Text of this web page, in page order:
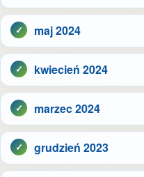
maj 2024
kwiecień 2024
marzec 2024
grudzień 2023